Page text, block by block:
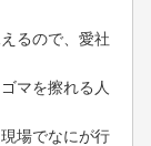
るので、愛社
マを擦れる人
場でなにが行